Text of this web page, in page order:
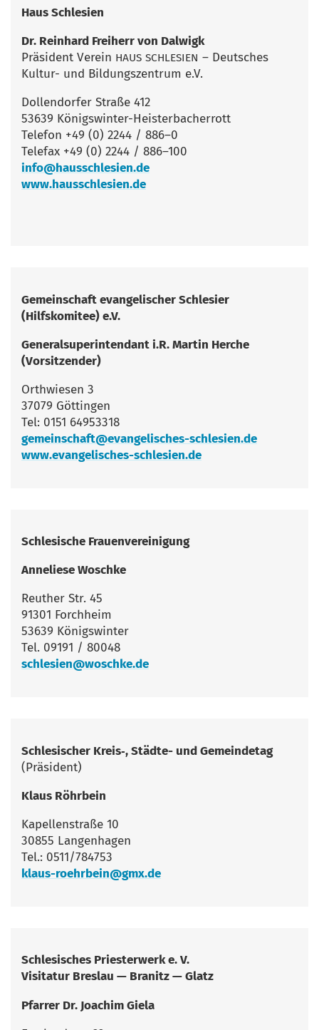
Haus Schle­si­en
Dr. Rein­hard Frei­herr von Dalwigk
Prä­si­dent Ver­ein HAUS SCHLESIEN – Deut­sches
Kul­tur- und Bil­dungs­zen­trum e.V.
Dol­len­dor­fer Stra­ße 412
53639 Königswinter-Heisterbacherrott
Tele­fon +49 (0) 2244 / 886–0
Tele­fax +49 (0) 2244 / 886–100
info@hausschlesien.de
www.hausschlesien.de
Gemein­schaft evan­ge­li­scher Schle­si­er
(Hilfs­ko­mi­tee) e.V.
Gene­ral­su­per­in­ten­dant i.R. Mar­tin Her­che
(Vor­sit­zen­der)
Orth­wie­sen 3
37079 Göttingen
Tel: 0151 64953318
gemeinschaft@evangelisches-schlesien.de
www.evangelisches-schlesien.de
Schle­si­sche Frauenvereinigung
Anne­lie­se Wosch­ke
Reu­ther Str. 45
91301 Forchheim
53639 Königswinter
Tel. 09191 / 80048
schlesien@woschke.de
Schle­si­scher Kreis‑, Städ­te- und Gemein­de­tag
(Prä­si­dent)
Klaus Röhr­bein
Kapel­len­stra­ße 10
30855 Langenhagen
Tel.: 0511/784753
klaus-roehrbein@gmx.de
Schle­si­sches Pries­ter­werk e. V.
Visi­ta­tur Bres­lau — Bra­nitz — Glatz
Pfar­rer Dr. Joa­chim Giela